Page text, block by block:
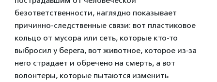
безответственности, наглядно показывает
причинно-следственные связи: вот пластиковое
кольцо от мусора или сеть, которые кто-то
выбросил у берега, вот животное, которое из-за
него страдает и обречено на смерть, а вот
волонтеры, которые пытаются изменить